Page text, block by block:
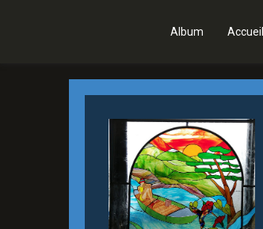
Album Accueil